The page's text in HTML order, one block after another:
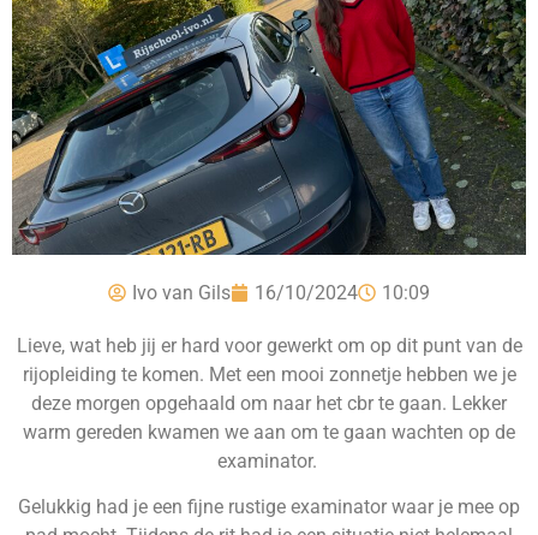
Ivo van Gils 16/10/2024 10:09
Lieve, wat heb jij er hard voor gewerkt om op dit punt van de
rijopleiding te komen. Met een mooi zonnetje hebben we je
deze morgen opgehaald om naar het cbr te gaan. Lekker
warm gereden kwamen we aan om te gaan wachten op de
examinator.
Gelukkig had je een fijne rustige examinator waar je mee op